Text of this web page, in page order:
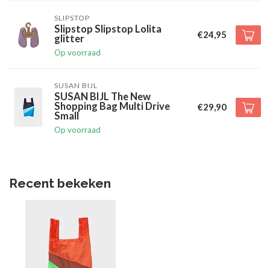
SLIPSTOP
Slipstop Slipstop Lolita
glitter
Op voorraad
€24,95
SUSAN BIJL
SUSAN BIJL The New
Shopping Bag Multi Drive
Small
Op voorraad
€29,90
Recent bekeken